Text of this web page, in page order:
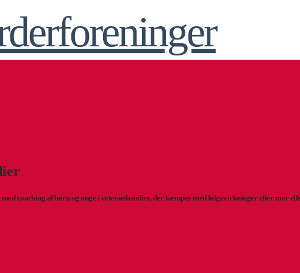
coaching af børn og unge i veteranfamilier, der kæmper med følgevirkninger efter mor